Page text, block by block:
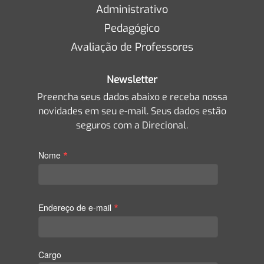
Administrativo
Pedagógico
Avaliação de Professores
Newsletter
Preencha seus dados abaixo e receba nossa
novidades em seu e-mail. Seus dados estão
seguros com a Direcional.
Nome *
Endereço de e-mail *
Cargo